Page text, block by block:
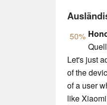
50%
Let's just
of the
of a user
like